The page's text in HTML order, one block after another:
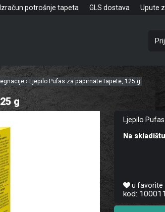
g
Ljepilo
Na
u favorite
kod: 100011
Izračun potrošnje tapeta GLS dostava Upute
› Ljepilo Pufas za papirnate tapete, 125 g